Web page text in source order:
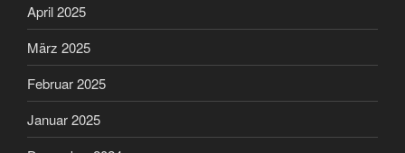
April 2025
März 2025
Februar 2025
Januar 2025